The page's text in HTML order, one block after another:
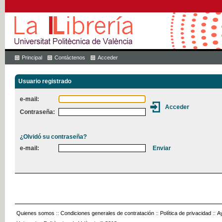
Principal Contáctenos Acceder
Usuario registrado
e-mail:
Contraseña:
¿Olvidó su contraseña?
e-mail:
Quienes somos :: Condiciones generales de contratación :: Política de privacidad ::